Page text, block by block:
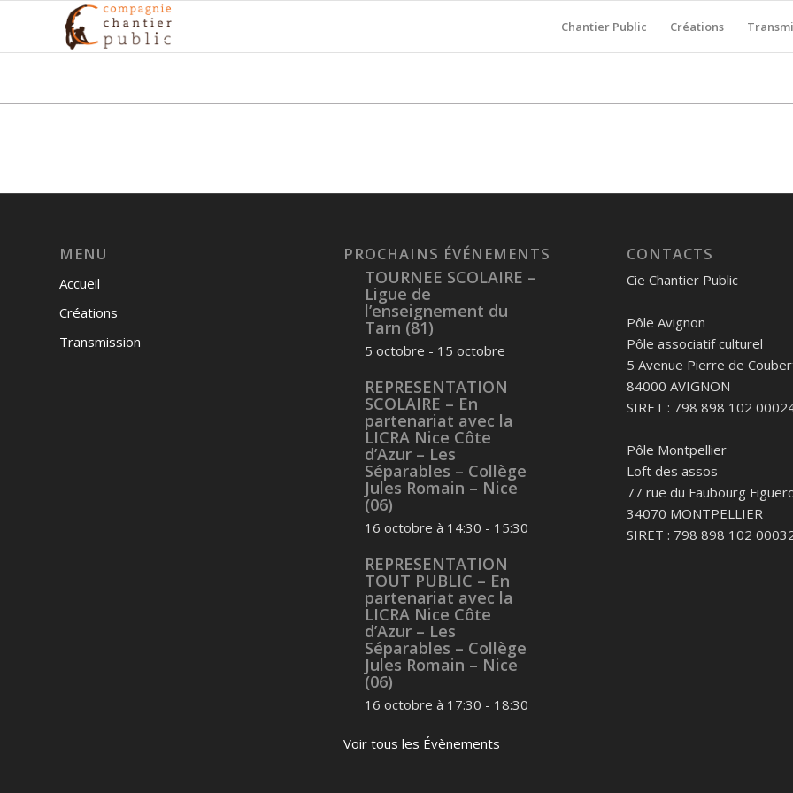
Chantier Public Créations
MENU
Accueil
Créations
Transmission
PROCHAINS ÉVÉNEMENTS
TOURNEE SCOLAIRE –
Ligue de
l’enseignement du
Tarn (81)
5 octobre - 15 octobre
REPRESENTATION
SCOLAIRE – En
partenariat avec la
LICRA Nice Côte
d’Azur – Les
Séparables – Collège
Jules Romain – Nice
(06)
16 octobre à 14:30 - 15:30
REPRESENTATION
TOUT PUBLIC – En
partenariat avec la
LICRA Nice Côte
d’Azur – Les
Séparables – Collège
Jules Romain – Nice
(06)
16 octobre à 17:30 - 18:30
Voir tous les Évènements
CONTACTS
Cie Chantier Public
Pôle Avignon
Pôle associatif culturel
5 Avenue Pierre de
84000 AVIGNON
SIRET : 798 898 102
Pôle Montpellier
Loft des assos
77 rue du Faubourg
34070 MONTPELLIER
SIRET : 798 898 102